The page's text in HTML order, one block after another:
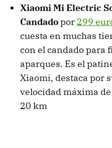
Xiaomi Mi Electric
Candadopor 299
cuesta en muchas
con el candado para
aparques. Es el
Xiaomi, destaca por
velocidad máxima
20 km